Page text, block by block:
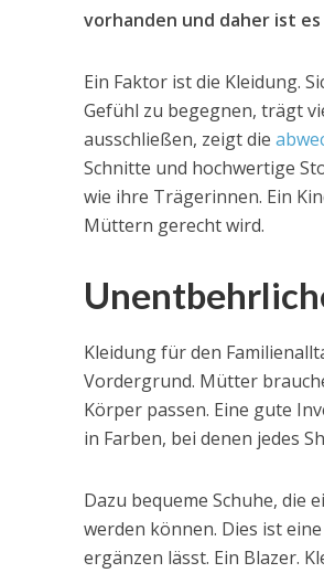
vorhanden und daher ist
Ein Faktor ist die Kleidung.
Gefühl zu begegnen, trägt
ausschließen, zeigt die
Schnitte und hochwertige
wie ihre Trägerinnen. Ein
Müttern gerecht wird.
Kleidung für den
Vordergrund. Mütter
Körper passen. Eine gute
in Farben, bei denen jedes
Dazu bequeme Schuhe, die
werden können. Dies ist
ergänzen lässt. Ein Blazer.